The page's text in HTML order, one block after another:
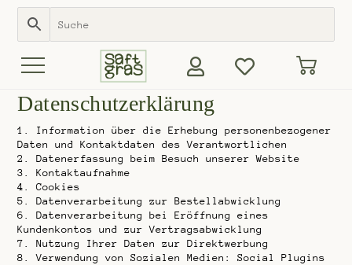
Datenschutzerklärung
1. Information über die Erhebung personenbezogener
Daten und Kontaktdaten des Verantwortlichen
2. Datenerfassung beim Besuch unserer Website
3. Kontaktaufnahme
4. Cookies
5. Datenverarbeitung zur Bestellabwicklung
6. Datenverarbeitung bei Eröffnung eines
Kundenkontos und zur Vertragsabwicklung
7. Nutzung Ihrer Daten zur Direktwerbung
8. Verwendung von Sozialen Medien: Social Plugins